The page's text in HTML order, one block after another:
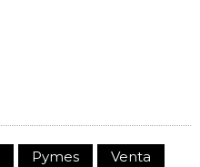
Pymes Venta